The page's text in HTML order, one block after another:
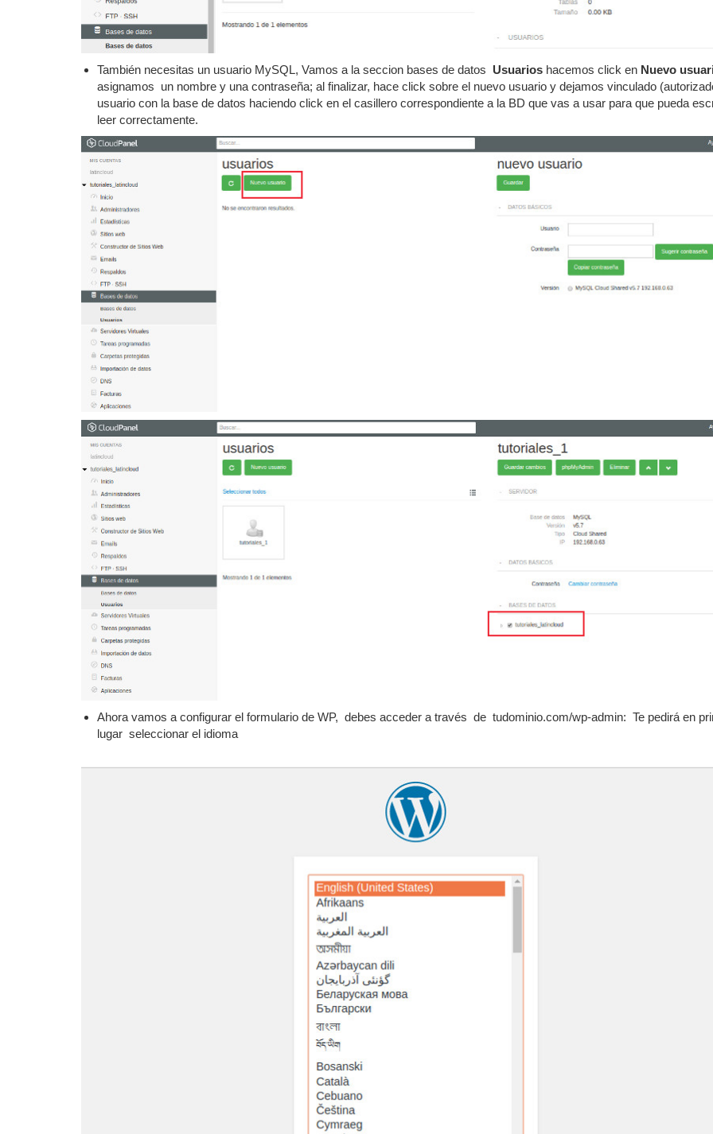
También necesitas un usuario MySQL, Vamos a la seccion bases de datos Usuarios hacemos click en Nuevo
asignamos un nombre y una contraseña; al finalizar, hace click sobre el nuevo usuario y dejamos vinculado
usuario con la base de datos haciendo click en el casillero correspondiente a la BD que vas a usar para que pueda
leer correctamente.
Ahora vamos a configurar el formulario de WP, debes acceder a través de tudominio.com/wp-admin: Te pedirá en
lugar seleccionar el idioma